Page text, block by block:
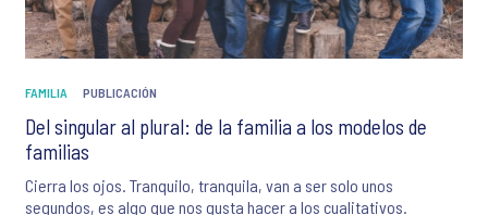
FAMILIA PUBLICACIÓN
Del singular al plural: de la familia a los modelos de
familias
Cierra los ojos. Tranquilo, tranquila, van a ser solo unos
segundos, es algo que nos gusta hacer a los cualitativos.